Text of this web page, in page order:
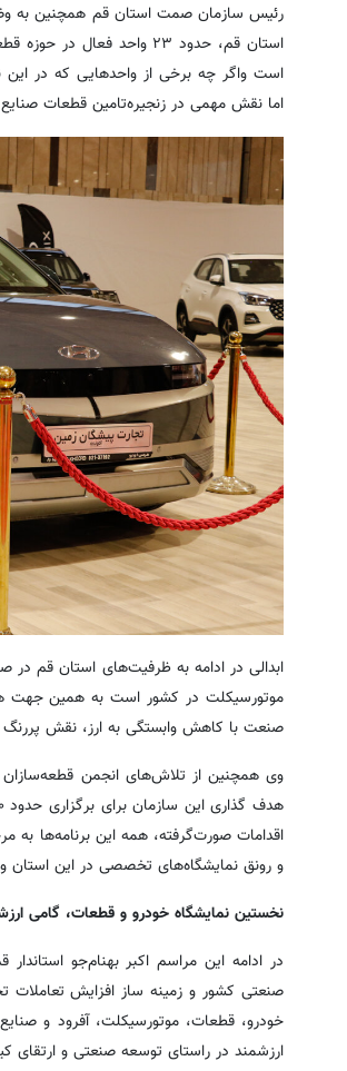
رئیس سازمان صمت استان قم همچنین به
است واگر چه برخی از واحدهایی که در
اما نقش مهمی در زنجیره‌تامین قطعات
ابدالی در ادامه به ظرفیت‌های استان قم
موتورسیکلت در کشور است به همین جهت
صنعت با کاهش وابستگی به ارز، نقش
وی همچنین از تلاش‌های انجمن قطعه‌سازان
اقدامات صورت‌گرفته، همه این برنامه‌ها به
و رونق نمایشگاه‌های تخصصی در این استان
نخستین نمایشگاه‌ خودرو و قطعات، گامی
در ادامه این مراسم اکبر بهنام‌جو
صنعتی کشور و زمینه ساز افزایش
خودرو، قطعات، موتورسیکلت، آفرود و
ارزشمند در راستای توسعه صنعتی و